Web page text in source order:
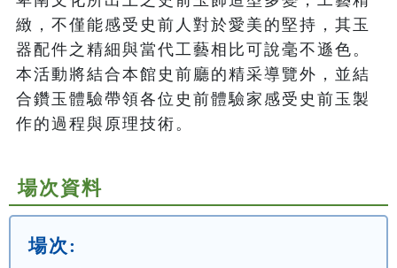
緻，不僅能感受史前人對於愛美的堅持，其玉
器配件之精細與當代工藝相比可說毫不遜色。
本活動將結合本館史前廳的精采導覽外，並結
合鑽玉體驗帶領各位史前體驗家感受史前玉製
作的過程與原理技術。
場次資料
場次: